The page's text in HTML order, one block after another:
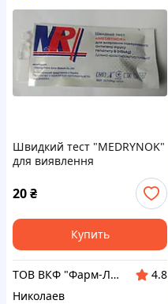
Швидкий тест "MEDRYNOK"
для виявлення
вірусу гепатиту В (HBsAg)
20₴
Купить
ТОВ ВКФ "Фарм-Лайн"
4.8
Николаев